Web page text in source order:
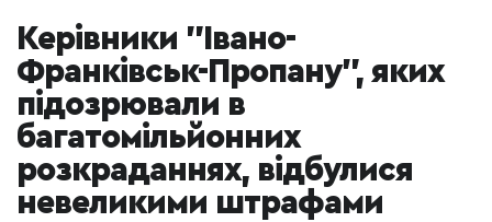
Керівники "Івано-
Франківськ-Пропану", яких
підозрювали в
багатомільйонних
розкраданнях, відбулися
невеликими штрафами